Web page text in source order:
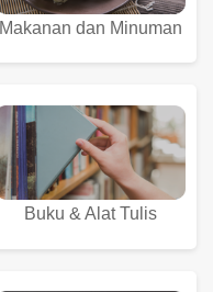
Makanan dan Minuman
Buku & Alat Tulis